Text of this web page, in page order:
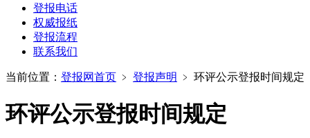
登报电话
权威报纸
登报流程
联系我们
当前位置： 登报网首页 ﹥ 登报声明 ﹥ 环评公示登报时间规定
环评公示登报时间规定